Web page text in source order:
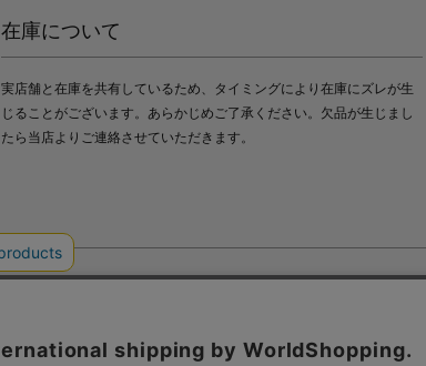
在庫について
実店舗と在庫を共有しているため、タイミングにより在庫にズレが生
じることがございます。あらかじめご了承ください。欠品が生じまし
たら当店よりご連絡させていただきます。